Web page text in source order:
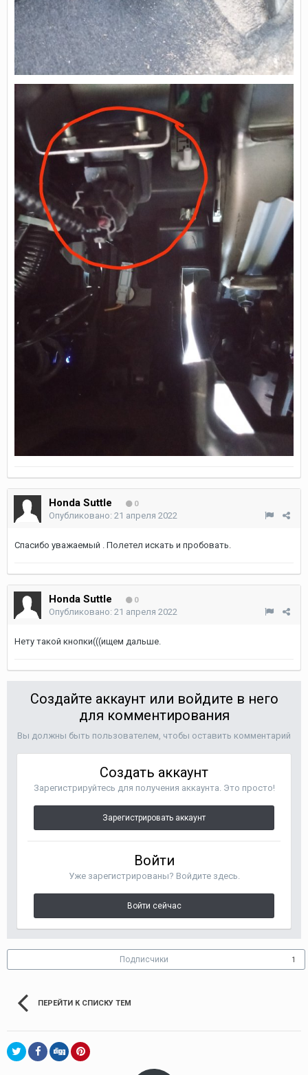
Honda Suttle 0
Опубликовано: 21 апреля 2022
Спасибо уважаемый . Полетел искать и пробовать.
Honda Suttle 0
Опубликовано: 21 апреля 2022
Нету такой кнопки(((ищем дальше.
Создайте аккаунт или войдите в него
для комментирования
Вы должны быть пользователем, чтобы оставить комментарий
Создать аккаунт
Зарегистрируйтесь для получения аккаунта. Это просто!
Зарегистрировать аккаунт
Войти
Уже зарегистрированы? Войдите здесь.
Войти сейчас
Подписчики 1
ПЕРЕЙТИ К СПИСКУ ТЕМ